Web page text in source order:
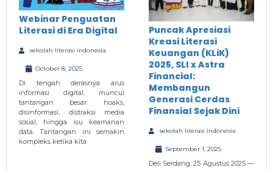
Webinar Penguatan
Literasi di Era Digital
sekolah literasi indonesia
October 8, 2025
Di tengah derasnya arus
informasi digital, muncul
tantangan besar: hoaks,
disinformasi, distraksi media
sosial, hingga isu keamanan
data. Tantangan ini semakin
kompleks ketika kita
Puncak Apresiasi
Kreasi Literasi
Keuangan (KLiK)
2025, SLI x Astra
Financial:
Membangun
Generasi Cerdas
Finansial Sejak Dini
sekolah literasi indonesia
September 1, 2025
Deli Serdang, 25 Agustus 2025 —